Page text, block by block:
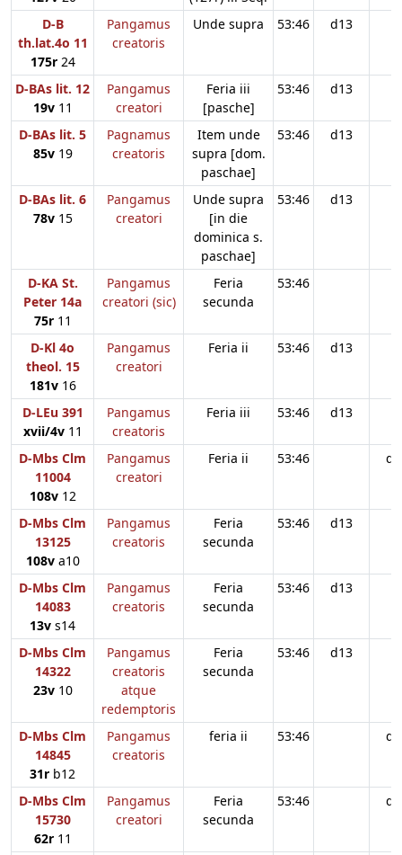
D-B
th.lat.4o 11
175r24
Pangamus
creatoris
Unde supra 53:46 d13
D-BAs lit. 12
19v11
Pangamus
creatori
Feria iii
[pasche]
53:46 d13
D-BAs lit. 5
85v19
Pagnamus
creatoris
Item unde
supra [dom.
paschae]
53:46 d13
D-BAs lit. 6
78v15
Pangamus
creatori
Unde supra
[in die
dominica s.
paschae]
53:46 d13
D-KA St.
Peter 14a
75r11
Pangamus
creatori (sic)
Feria
secunda
53:46
D-Kl 4o
theol. 15
181v16
Pangamus
creatori
Feria ii 53:46 d13
D-LEu 391
xvii/4v11
Pangamus
creatoris
Feria iii 53:46 d13
D-Mbs Clm
11004
108v12
Pangamus
creatori
Feria ii 53:46
D-Mbs Clm
13125
108va10
Pangamus
creatoris
Feria
secunda
53:46 d13
D-Mbs Clm
14083
13v s14
Pangamus
creatoris
Feria
secunda
53:46 d13
D-Mbs Clm
14322
23v10
Pangamus
creatoris
atque
redemptoris
Feria
secunda
53:46 d13
D-Mbs Clm
14845
31r b12
Pangamus
creatoris
feria ii 53:46
D-Mbs Clm
15730
62r11
Pangamus
creatori
Feria
secunda
53:46